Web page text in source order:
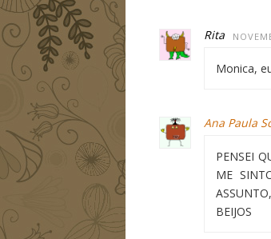
Rita
Monica,
Ana Paula
PENSEI
ME
BEIJOS